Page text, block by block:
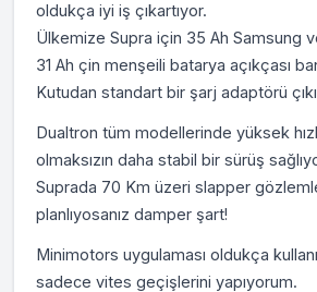
oldukça iyi iş çıkartıyor.
Ülkemize Supra için 35 Ah Samsung
31 Ah çin menşeili batarya açıkçası
Kutudan standart bir şarj adaptörü
Dualtron tüm modellerinde yüksek
olmaksızın daha stabil bir sürüş
Suprada 70 Km üzeri slapper
planlıyosanız damper şart!
Minimotors uygulaması oldukça
sadece vites geçişlerini yapıyorum.